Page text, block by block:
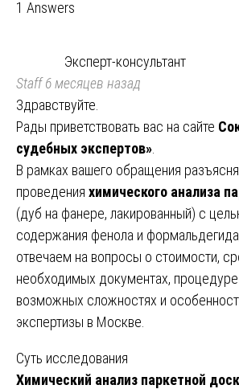
1 Answers
Эксперт-консультант
Staff6 месяцев назад
Здравствуйте.
Рады приветствовать вас на сайте
судебных экспертов»
В рамках вашего обращения
проведения химического анализа
(дуб на фанере, лакированный) с
содержания фенола и
отвечаем на вопросы о стоимости,
необходимых документах,
возможных сложностях и
экспертизы в Москве.
Суть исследования
Химический анализ паркетной